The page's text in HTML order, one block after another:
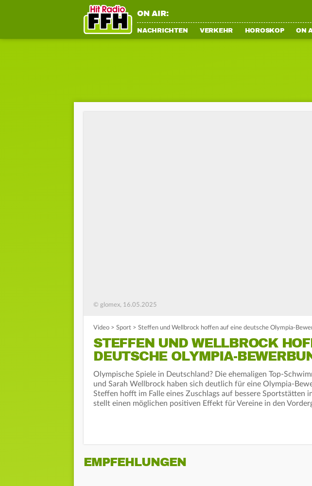
ON AIR:
NACHRICHTEN VERKEHR HOROSKOP ON
© glomex, 16.05.2025
Video > Sport > Steffen und Wellbrock hoffen auf eine deutsche Olympia-
STEFFEN UND WELLBROCK
DEUTSCHE OLYMPIA-
Olympische Spiele in Deutschland? Die ehemaligen Top-
und Sarah Wellbrock haben sich deutlich für eine Olympia-
Steffen hofft im Falle eines Zuschlags auf bessere Sportstätten
stellt einen möglichen positiven Effekt für Vereine in den
EMPFEHLUNGEN